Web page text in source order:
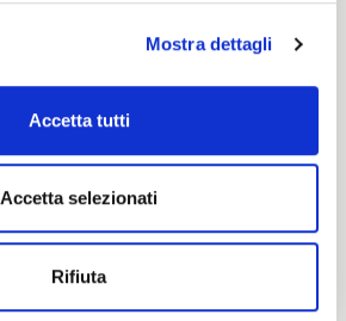
Mostra dettagli
Accetta tutti
Accetta selezionati
Rifiuta